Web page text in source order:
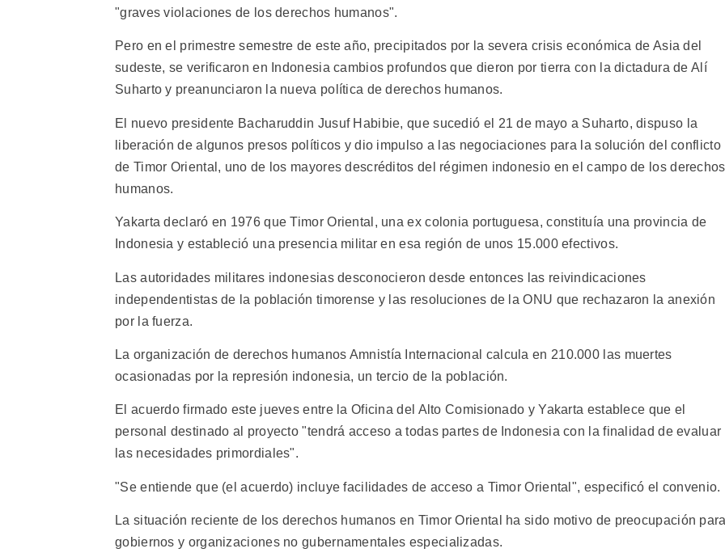
"graves violaciones de los derechos humanos".
Pero en el primestre semestre de este año, precipitados por la severa crisis económica de Asia del
sudeste, se verificaron en Indonesia cambios profundos que dieron por tierra con la dictadura de Alí
Suharto y preanunciaron la nueva política de derechos humanos.
El nuevo presidente Bacharuddin Jusuf Habibie, que sucedió el 21 de mayo a Suharto, dispuso la
liberación de algunos presos políticos y dio impulso a las negociaciones para la solución del conflicto
de Timor Oriental, uno de los mayores descréditos del régimen indonesio en el campo de los derechos
humanos.
Yakarta declaró en 1976 que Timor Oriental, una ex colonia portuguesa, constituía una provincia de
Indonesia y estableció una presencia militar en esa región de unos 15.000 efectivos.
Las autoridades militares indonesias desconocieron desde entonces las reivindicaciones
independentistas de la población timorense y las resoluciones de la ONU que rechazaron la anexión
por la fuerza.
La organización de derechos humanos Amnistía Internacional calcula en 210.000 las muertes
ocasionadas por la represión indonesia, un tercio de la población.
El acuerdo firmado este jueves entre la Oficina del Alto Comisionado y Yakarta establece que el
personal destinado al proyecto "tendrá acceso a todas partes de Indonesia con la finalidad de evaluar
las necesidades primordiales".
"Se entiende que (el acuerdo) incluye facilidades de acceso a Timor Oriental", especificó el convenio.
La situación reciente de los derechos humanos en Timor Oriental ha sido motivo de preocupación
gobiernos y organizaciones no gubernamentales especializadas.